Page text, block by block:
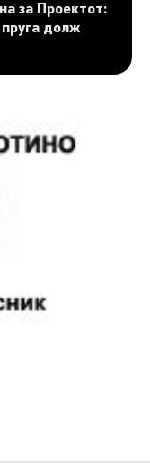
за Проектот:
пруга долж